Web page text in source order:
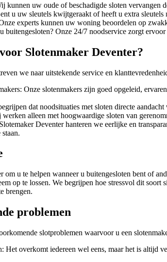
kunnen uw oude of beschadigde sloten
u uw sleutels kwijtgeraakt of heeft u extra
experts kunnen uw woning beoordelen op
buitengesloten? Onze 24/7 noodservice zorgt
Slotenmaker Deventer?
we naar uitstekende service en
Onze slotenmakers zijn goed opgeleid,
dat noodsituaties met sloten directe
alleen met hoogwaardige sloten van
Deventer hanteren we eerlijke en
om u te helpen wanneer u buitengesloten bent of
op te lossen. We begrijpen hoe stressvol dit
brengen.
problemen
slotproblemen waarvoor u een
Het overkomt iedereen wel eens, maar het is altijd